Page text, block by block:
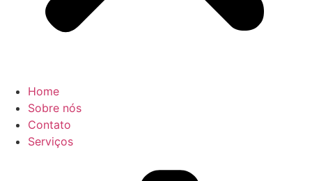
Home
Sobre nós
Contato
Serviços